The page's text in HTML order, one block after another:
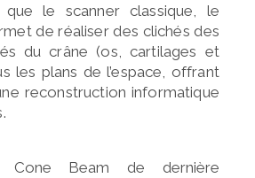
que le scanner classique, le
de réaliserdes clichés des
du crâne (os, cartilages et
les plans de l’espace, offrant
reconstruction informatique
Cone Beam de dernière